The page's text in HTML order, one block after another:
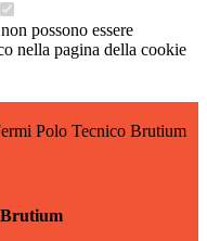
possono essere
nella pagina della cookie
Polo Tecnico Brutium
Brutium